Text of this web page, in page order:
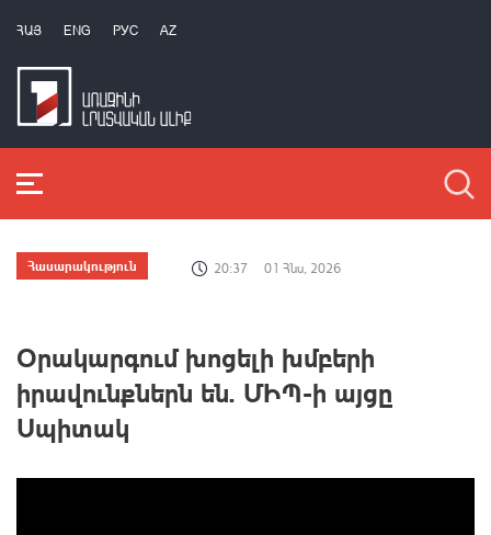
ՀԱՅ ENG РУС AZ
Հասարակություն 20:37 01 Հնս, 2026
Օրակարգում խոցելի խմբերի
իրավունքներն են. ՄԻՊ-ի այցը
Սպիտակ